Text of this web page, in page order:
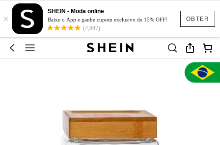
OBTER
×
SHEIN - Moda online
Baixe o App e ganhe cupom exclusivo de 15% OFF!
(2,847)